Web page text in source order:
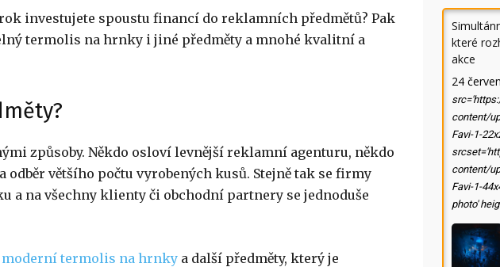
investujete spoustu financí do reklamních předmětů? Pak
termolis na hrnky i jiné předměty a mnohé kvalitní a
způsoby. Někdo osloví levnější reklamní agenturu, někdo
většího počtu vyrobených kusů. Stejně tak se firmy
a na všechny klienty či obchodní partnery se jednoduše
moderní termolis na hrnky a další předměty, který je
které
akce
24
content/
Favi-1-
content/
Favi-1-
photo'